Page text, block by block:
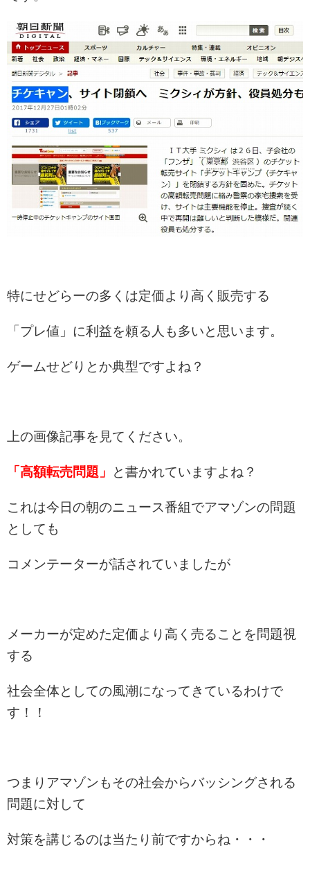
特にせどらーの多くは定価より高く販売する
「プレ値」に利益を頼る人も多いと思います。
ゲームせどりとか典型ですよね？
上の画像記事を見てください。
「高額転売問題」 と書かれていますよね？
これは今日の朝のニュース番組でアマゾンの問題
としても
コメンテーターが話されていましたが
メーカーが定めた定価より高く売ることを問題視
する
社会全体としての風潮になってきているわけで
す！！
つまりアマゾンもその社会からバッシングされる
問題に対して
対策を講じるのは当たり前ですからね・・・